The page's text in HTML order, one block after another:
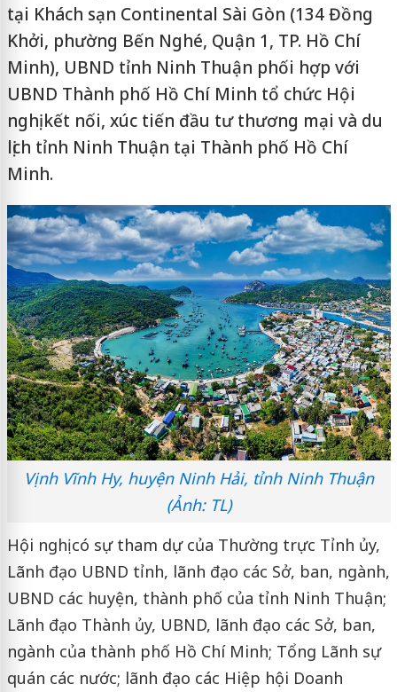
tại Khách sạn Continental Sài Gòn (134 Đồng
Khởi, phường Bến Nghé, Quận 1, TP. Hồ Chí
Minh), UBND tỉnh Ninh Thuận phối hợp với
UBND Thành phố Hồ Chí Minh tổ chức Hội
nghị kết nối, xúc tiến đầu tư thương mại và du
lịch tỉnh Ninh Thuận tại Thành phố Hồ Chí
Minh.
Vịnh Vĩnh Hy, huyện Ninh Hải, tỉnh Ninh Thuận
(Ảnh: TL)
Hội nghị có sự tham dự của Thường trực Tỉnh ủy,
Lãnh đạo UBND tỉnh, lãnh đạo các Sở, ban, ngành,
UBND các huyện, thành phố của tỉnh Ninh Thuận;
Lãnh đạo Thành ủy, UBND, lãnh đạo các Sở, ban,
ngành của thành phố Hồ Chí Minh; Tổng Lãnh sự
quán các nước; lãnh đạo các Hiệp hội Doanh